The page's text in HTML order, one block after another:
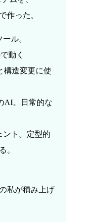
作った。
ル。
動く
構造変更に使
AI。日常的な
ト。定型的
。
私が積み上げ